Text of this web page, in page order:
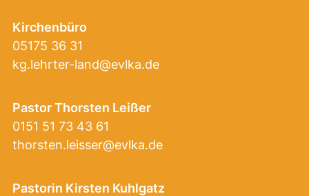
Kirchenbüro
05175 36 31
kg.lehrter-land@evlka.de
Pastor Thorsten Leißer
0151 51 73 43 61
thorsten.leisser@evlka.de
Pastorin Kirsten Kuhlgatz